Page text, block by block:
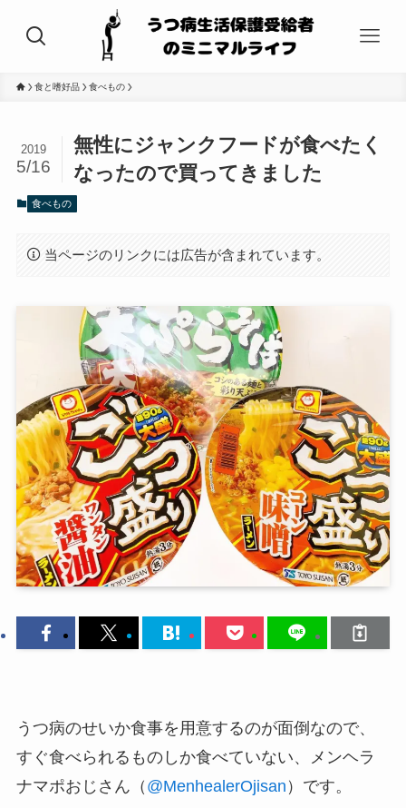
食と嗜好品 食べもの
無性にジャンクフードが食べたく
なったので買ってきました
2019
5/16
食べもの
当ページのリンクには広告が含まれています。
うつ病のせいか食事を用意するのが面倒なので、
すぐ食べられるものしか食べていない、メンヘラ
ナマポおじさん（ @MenhealerOjisan ）です。